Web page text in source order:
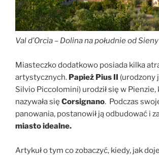
Val d’Orcia – Dolina na południe od Sieny
Miasteczko dodatkowo posiada kilka
artystycznych. Papież Pius II (urodzony
Silvio Piccolomini) urodził się w
nazywała się Corsignano. Podczas
panowania, postanowił ją odbudować i
miasto idealne.
Artykuł o tym co zobaczyć, kiedy, jak